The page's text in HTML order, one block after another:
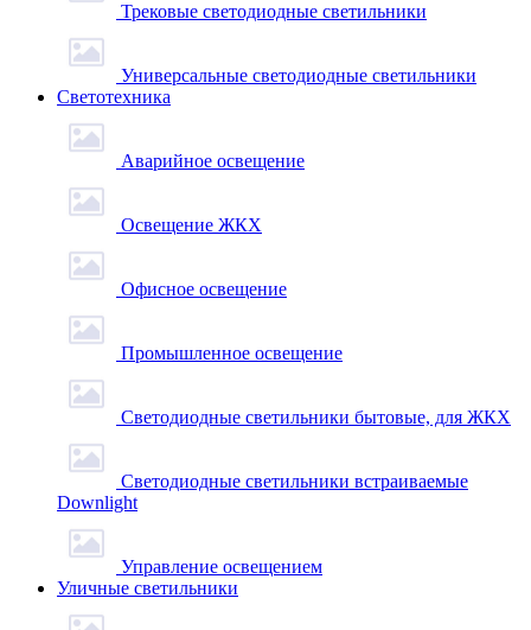
Трековые светодиодные светильники
Универсальные светодиодные светильники
Светотехника
Аварийное освещение
Освещение ЖКХ
Офисное освещение
Промышленное освещение
Светодиодные светильники бытовые, для ЖКХ
Светодиодные светильники встраиваемые
Downlight
Управление освещением
Уличные светильники